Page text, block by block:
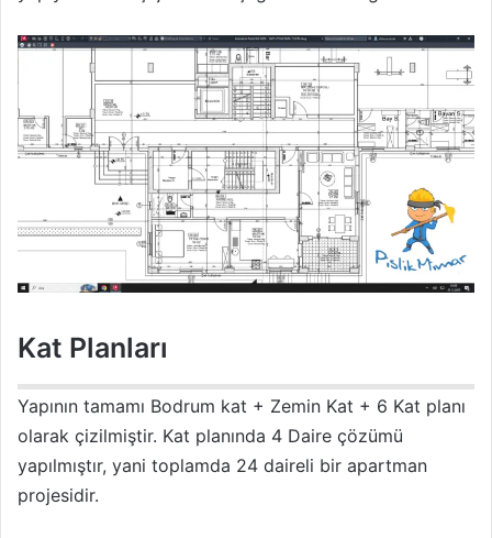
Kat Planları
Yapının tamamı Bodrum kat + Zemin Kat + 6 Kat planı
olarak çizilmiştir. Kat planında 4 Daire çözümü
yapılmıştır, yani toplamda 24 daireli bir apartman
projesidir.